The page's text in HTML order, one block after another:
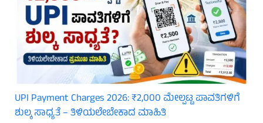
UPI Payment Charges 2026: ₹2,000 ಮೇಲ್ಪಟ್ಟ ಪಾವತಿಗಳಿಗೆ
ಶುಲ್ಕ ಸಾಧ್ಯತೆ – ತಿಳಿಯಲೇಬೇಕಾದ ಮಾಹಿತಿ